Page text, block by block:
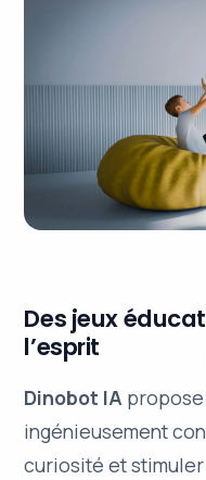
Des jeux
l’esprit
Dinobot IA
ingénieusement
curiosité et